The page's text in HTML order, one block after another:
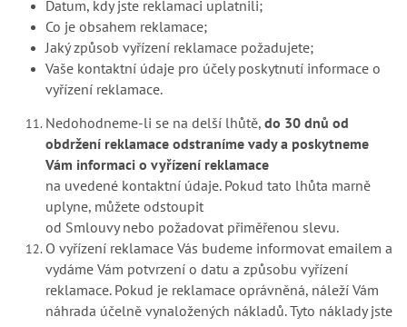
Datum, kdy jste reklamaci uplatnili;
Co je obsahem reklamace;
Jaký způsob vyřízení reklamace požadujete;
Vaše kontaktní údaje pro účely poskytnutí informace o
vyřízení reklamace.
Nedohodneme-li se na delší lhůtě, do 30 dnů od
obdržení reklamace odstraníme vady a poskytneme
Vám informaci o vyřízení reklamace
na uvedené kontaktní údaje. Pokud tato lhůta marně
uplyne, můžete odstoupit
od Smlouvy nebo požadovat přiměřenou slevu.
O vyřízení reklamace Vás budeme informovat emailem a
vydáme Vám potvrzení o datu a způsobu vyřízení
reklamace. Pokud je reklamace oprávněná, náleží Vám
náhrada účelně vynaložených nákladů. Tyto náklady jste